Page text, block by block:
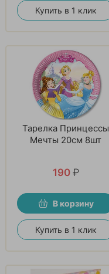
Купить в 1 клик
Тарелка Принцессы
Мечты 20см 8шт
190 ₽
В корзину
Купить в 1 клик